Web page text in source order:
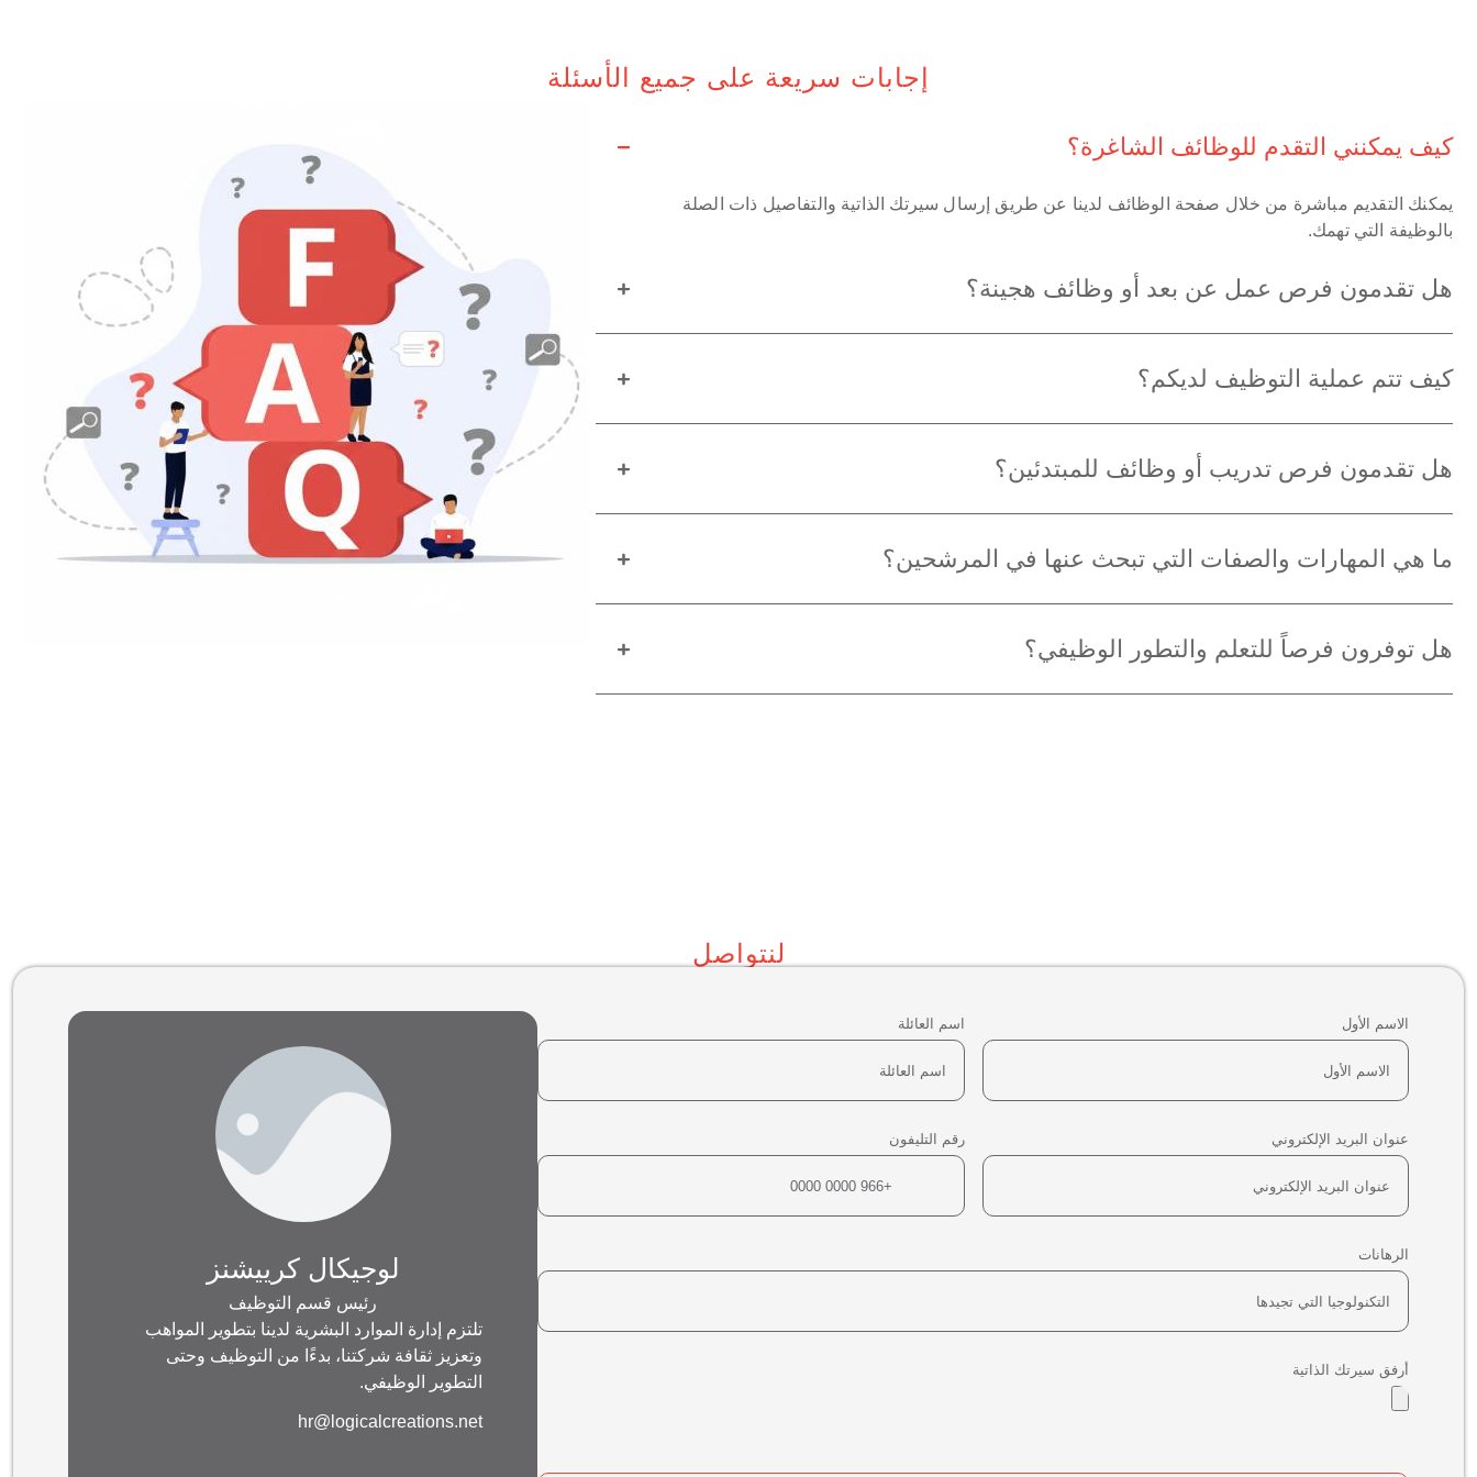
إجابات سريعة على جميع الأسئلة
كيف يمكنني التقدم للوظائف الشاغرة؟
يمكنك التقديم مباشرة من خلال صفحة الوظائف لدينا عن طريق إرسال سيرتك الذاتية والتفاصيل ذات الصلة
بالوظيفة التي تهمك.
هل تقدمون فرص عمل عن بعد أو وظائف هجينة؟
كيف تتم عملية التوظيف لديكم؟
هل تقدمون فرص تدريب أو وظائف للمبتدئين؟
ما هي المهارات والصفات التي تبحث عنها في المرشحين؟
هل توفرون فرصاً للتعلم والتطور الوظيفي؟
لنتواصل
الاسم الأول اسم العائلة
عنوان البريد الإلكتروني رقم التليفون
الرهانات
أرفق سيرتك الذاتية
لوجيكال كرييشنز
رئيس قسم التوظيف
تلتزم إدارة الموارد البشرية لدينا بتطوير المواهب
وتعزيز ثقافة شركتنا، بدءًا من التوظيف وحتى
التطوير الوظيفي.
hr@logicalcreations.net